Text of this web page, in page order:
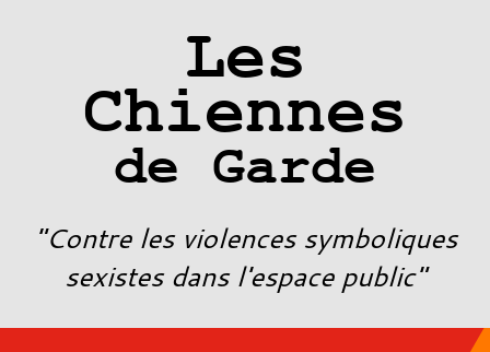
Les
Chiennes
de Garde
"Contre les violences symboliques
sexistes dans l'espace public"